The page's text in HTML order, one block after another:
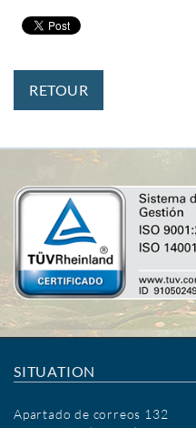
RETOUR
SITUATION
Apartado de correos 132